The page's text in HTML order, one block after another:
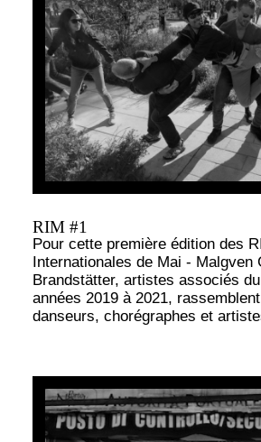
RIM #1
Pour cette première édition des
Internationales de Mai - Malgven
Brandstätter, artistes associés
années 2019 à 2021,
danseurs, chorégraphes et